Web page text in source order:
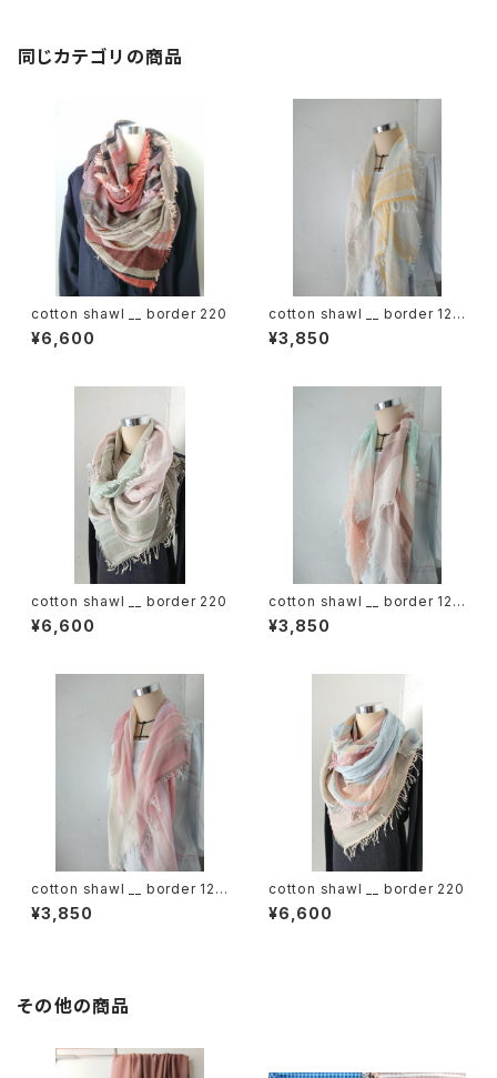
同じカテゴリの商品
cotton shawl __ border 220
¥6,600
cotton shawl __ border 120
蒲公英w
¥3,850
cotton shawl __ border 220
¥6,600
cotton shawl __ border 120
春麗w
¥3,850
cotton shawl __ border 120
桜花w
¥3,850
cotton shawl __ border 220
¥6,600
その他の商品